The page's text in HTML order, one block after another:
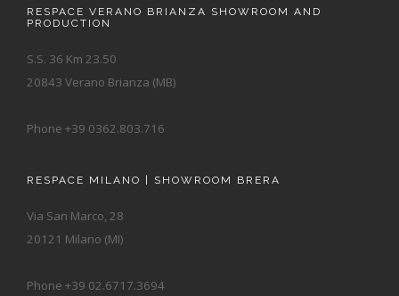
RESPACE VERANO BRIANZA SHOWROOM AND
PRODUCTION
S.S. 36 Km 23.50
20843 Verano Brianza (MB)
Phone +39 0362.803.716
RESPACE MILANO | SHOWROOM BRERA
Via San Marco, 28
20121 Milano (MI)
Phone +39 02.6717.3694